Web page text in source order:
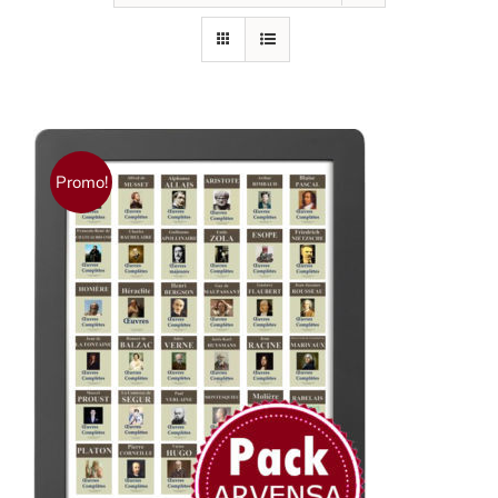
Promo!
AJOUTER AU PANIER / DÉTAILS